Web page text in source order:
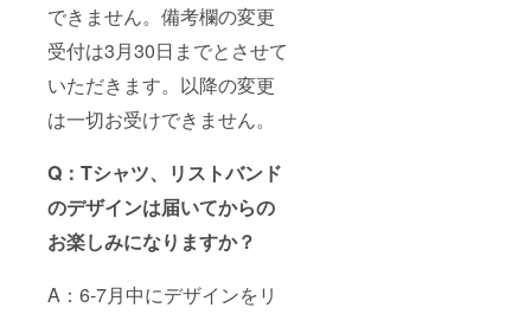
できません。備考欄の変更
受付は3月30日までとさせて
いただきます。以降の変更
は一切お受けできません。
Q：Tシャツ、リストバンド
のデザインは届いてからの
お楽しみになりますか？
A：6-7月中にデザインをリ